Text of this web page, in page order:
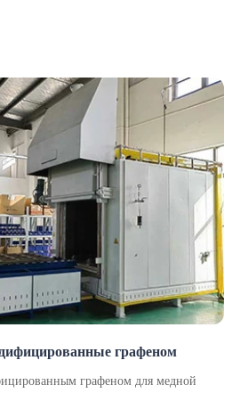
графеном
графеном для медной